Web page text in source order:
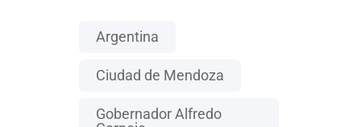
Argentina
Ciudad de Mendoza
Gobernador Alfredo